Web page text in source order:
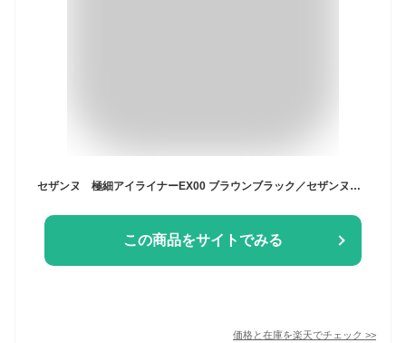
セザンヌ 極細アイライナーEX00 ブラウンブラック／セザンヌ（CEZANNE）
この商品をサイトでみる
価格と在庫を楽天でチェック >>